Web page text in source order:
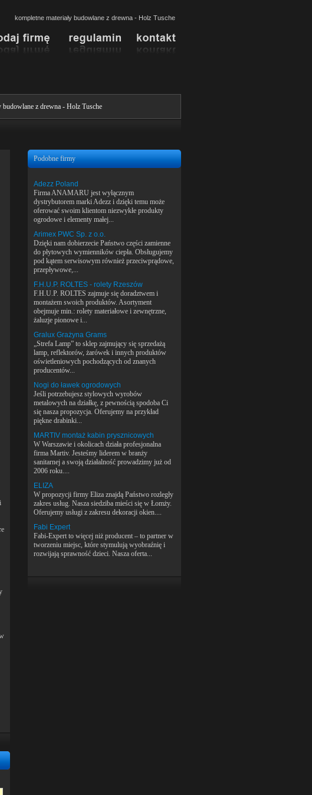
kompletne materiały budowlane z drewna - Holz Tusche
budowlane z drewna - Holz Tusche
Podobne firmy
Adezz Poland
Firma ANAMARU jest wyłącznym
dystrybutorem marki Adezz i dzięki temu może
oferować swoim klientom niezwykłe produkty
ogrodowe i elementy małej...
Arimex PWC Sp. z o.o.
Dzięki nam dobierzecie Państwo części zamienne
do płytowych wymienników ciepła. Obsługujemy
pod kątem serwisowym również przeciwprądowe,
przepływowe,...
F.H.U.P. ROLTES - rolety Rzeszów
F.H.U.P. ROLTES zajmuje się doradztwem i
montażem swoich produktów. Asortyment
obejmuje min.: rolety materiałowe i zewnętrzne,
żaluzje pionowe i...
Gralux Grażyna Grams
„Strefa Lamp” to sklep zajmujący się sprzedażą
lamp, reflektorów, żarówek i innych produktów
oświetleniowych pochodzących od znanych
producentów...
Nogi do ławek ogrodowych
Jeśli potrzebujesz stylowych wyrobów
metalowych na działkę, z pewnością spodoba Ci
się nasza propozycja. Oferujemy na przykład
piękne drabinki...
MARTIV montaż kabin prysznicowych
W Warszawie i okolicach działa profesjonalna
firma Martiv. Jesteśmy liderem w branży
sanitarnej a swoją działalność prowadzimy już od
2006 roku....
ELIZA
W propozycji firmy Eliza znajdą Państwo rozległy
zakres usług. Nasza siedziba mieści się w Łomży.
Oferujemy usługi z zakresu dekoracji okien....
Fabi Expert
Fabi-Expert to więcej niż producent – to partner w
tworzeniu miejsc, które stymulują wyobraźnię i
rozwijają sprawność dzieci. Nasza oferta...